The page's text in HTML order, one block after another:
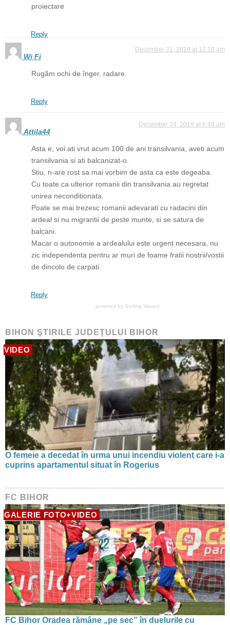
proiectare
Reply
Wi Fi
December 21, 2019 at 12:18 am
Rugãm ochi de înger, radare.
Reply
Attila44
December 24, 2019 at 6:48 am
Asta e, voi ati vrut acum 100 de ani transilvania, aveti acum
transilvania si ati balcanizat-o.
Stiu, n-are rost sa mai vorbim de asta ca este degeaba.
Cu toate ca ulterior romanii din transilvania au regretat
unirea neconditionata.
Poate se mai trezesc romanii adevarati cu radacini din
ardeal si nu migrantii de peste munte, si se satura de
balcani.
Macar o autonomie a ardealului este urgent necesara, nu
zic independenta pentru ar muri de foame fratii nostrii/vostii
de dincolo de carpati.
Reply
powered by Surfing Waves
BIHON ŞTIRILE JUDEŢULUI BIHOR
VIDEO
O femeie a decedat în urma unui incendiu violent care i-a
cuprins apartamentul situat în Rogerius
FC BIHOR
GALERIE FOTO+VIDEO
FC Bihor Oradea rămâne „pe sec” în duelurile cu